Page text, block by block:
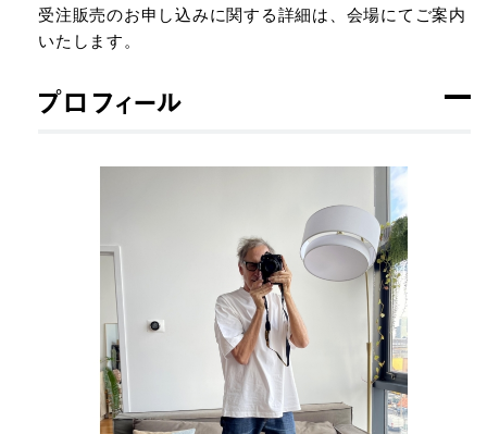
受注販売のお申し込みに関する詳細は、会場にてご案内
いたします。
プロフィール